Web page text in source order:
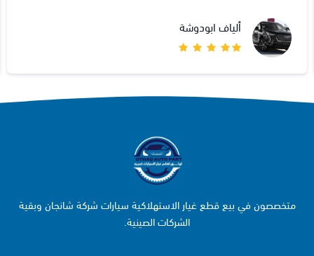
ألياف ابودوشة
متخصصون في بيع قطع غيار الاستهلاكية سيارات شركة شانجان وبقية
الشركات الصينية.